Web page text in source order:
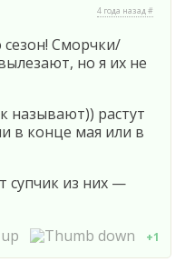
4 года назад #
Сморчки/
но я их не
называют)) растут
в конце мая или в
супчик из них —
+1